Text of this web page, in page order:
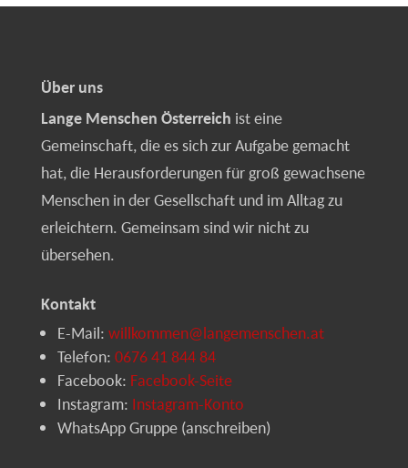
Über uns
Lange Menschen Österreich ist eine
Gemeinschaft, die es sich zur Aufgabe gemacht
hat, die Herausforderungen für groß gewachsene
Menschen in der Gesellschaft und im Alltag zu
erleichtern. Gemeinsam sind wir nicht zu
übersehen.
Kontakt
E-Mail: willkommen@langemenschen.at
Telefon: 0676 41 844 84
Facebook: Facebook-Seite
Instagram: Instagram-Konto
WhatsApp Gruppe (anschreiben)